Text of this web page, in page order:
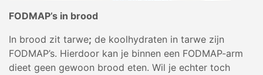
FODMAP’s in brood
In brood zit tarwe; de koolhydraten in tarwe zijn
FODMAP’s. Hierdoor kan je binnen een FODMAP-arm
dieet geen gewoon brood eten. Wil je echter toch